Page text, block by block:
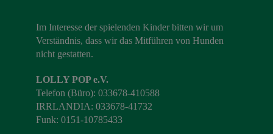
Im Interesse der spielenden Kinder bitten wir um
Verständnis, dass wir das Mitführen von Hunden
nicht gestatten.
LOLLY POP e.V.
Telefon (Büro): 033678-410588
IRRLANDIA: 033678-41732
Funk: 0151-10785433